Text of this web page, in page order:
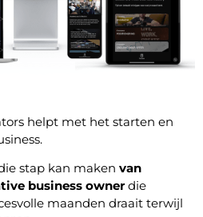
helpt met het starten en
stap kan maken van
business ownerdie
maanden draait terwijl